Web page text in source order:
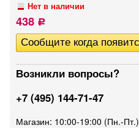
Нет в наличии
438 Р
Возникли вопросы?
+7 (495) 144-71-47
Магазин: 10:00-19:00 (Пн.-Пт.)